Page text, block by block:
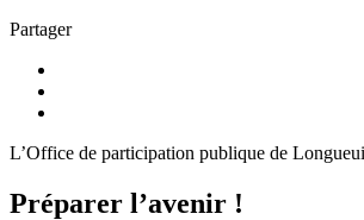
Partager
L’Office de participation publique de
Préparer l’avenir !